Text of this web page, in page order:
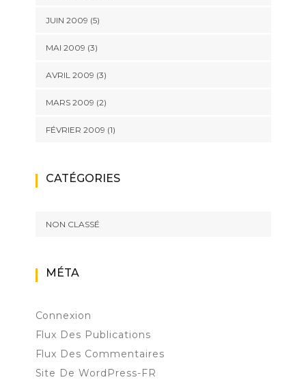
JUIN 2009 (5)
MAI 2009 (3)
AVRIL 2009 (3)
MARS 2009 (2)
FÉVRIER 2009 (1)
CATÉGORIES
NON CLASSÉ
MÉTA
Connexion
Flux Des Publications
Flux Des Commentaires
Site De WordPress-FR